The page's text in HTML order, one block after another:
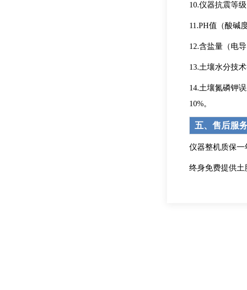
10.仪器抗震等
11.PH值（酸碱
12.含盐量（电
13.土壤水分技
14.土壤氮磷钾
10%。
五、售后服
仪器整机质保一
终身免费提供土